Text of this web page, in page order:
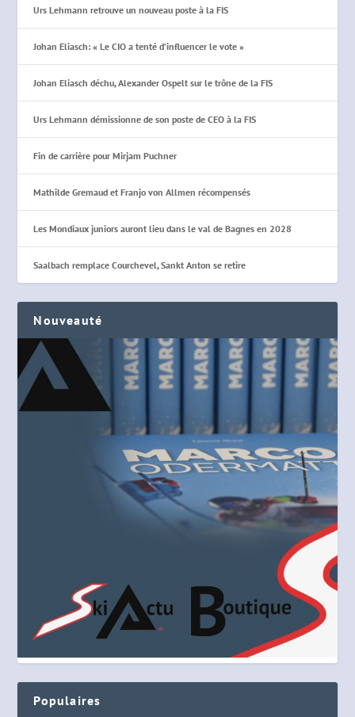
Urs Lehmann retrouve un nouveau poste à la FIS
Johan Eliasch: « Le CIO a tenté d’influencer le vote »
Johan Eliasch déchu, Alexander Ospelt sur le trône de la FIS
Urs Lehmann démissionne de son poste de CEO à la FIS
Fin de carrière pour Mirjam Puchner
Mathilde Gremaud et Franjo von Allmen récompensés
Les Mondiaux juniors auront lieu dans le val de Bagnes en 2028
Saalbach remplace Courchevel, Sankt Anton se retire
Nouveauté
Populaires